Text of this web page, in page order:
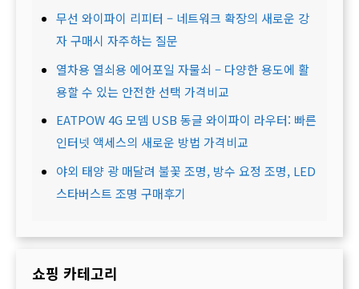
무선 와이파이 리피터 – 네트워크 확장의 새로운 강
자 구매시 자주하는 질문
열차용 열쇠용 에어포일 자물쇠 – 다양한 용도에 활
용할 수 있는 안전한 선택 가격비교
EATPOW 4G 모뎀 USB 동글 와이파이 라우터: 빠른
인터넷 액세스의 새로운 방법 가격비교
야외 태양 광 매달려 불꽃 조명, 방수 요정 조명, LED
스타버스트 조명 구매후기
쇼핑 카테고리